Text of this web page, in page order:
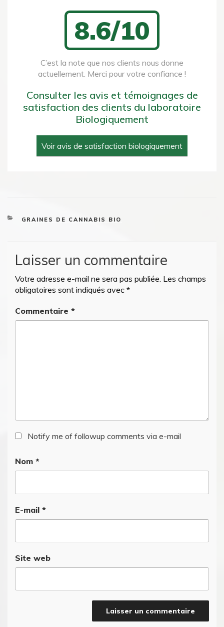
8.6/10
C’est la note que nos clients nous donne
actuellement. Merci pour votre confiance !
Consulter les avis et témoignages de
satisfaction des clients du laboratoire
Biologiquement
Voir avis de satisfaction biologiquement
CATEGORIES
GRAINES DE CANNABIS BIO
Laisser un commentaire
Votre adresse e-mail ne sera pas publiée. Les champs
obligatoires sont indiqués avec *
Commentaire *
Notify me of followup comments via e-mail
Nom *
E-mail *
Site web